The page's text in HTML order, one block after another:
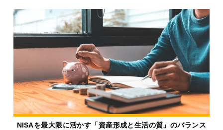
NISAを最大限に活かす「資産形成と生活の質」のバランス